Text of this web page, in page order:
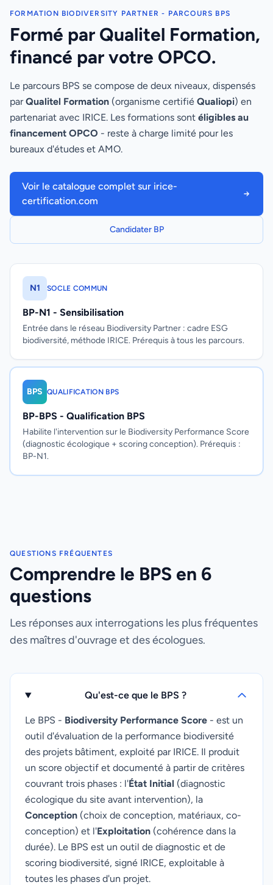
FORMATION BIODIVERSITY PARTNER - PARCOURS BPS
Formé par Qualitel Formation,
financé par votre OPCO.
Le parcours BPS se compose de deux niveaux, dispensés
parQualitel Formation (organisme certifié Qualiopi) en
partenariat avec IRICE. Les formations sont éligibles au
financement OPCO - reste à charge limité pour les
bureaux d'études et AMO.
Voir le catalogue complet sur irice-
certification.com
Candidater BP
N1 SOCLE COMMUN
BP-N1 - Sensibilisation
Entrée dans le réseau Biodiversity Partner : cadre ESG
biodiversité, méthode IRICE. Prérequis à tous les parcours.
BPS QUALIFICATION BPS
BP-BPS - Qualification BPS
Habilite l'intervention sur le Biodiversity Performance Score
(diagnostic écologique + scoring conception). Prérequis :
BP-N1.
QUESTIONS FRÉQUENTES
Comprendre le BPS en 6
questions
Les réponses aux interrogations les plus fréquentes
des maîtres d'ouvrage et des écologues.
Qu'est-ce que le BPS ?
Le BPS - Biodiversity Performance Score - est un
outil d'évaluation de la performance biodiversité
des projets bâtiment, exploité par IRICE. Il produit
un score objectif et documenté à partir de critères
couvrant trois phases : l'État Initial (diagnostic
écologique du site avant intervention), la
Conception (choix de conception, matériaux, co-
conception) et l'Exploitation (cohérence dans la
durée). Le BPS est un outil de diagnostic et de
scoring biodiversité, signé IRICE, exploitable à
toutes les phases d'un projet.